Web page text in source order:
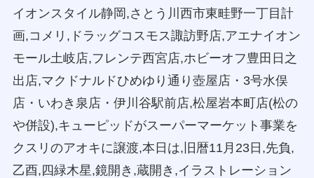
イオンスタイル静岡,さとう川西市東畦野一丁目計
画,コメリ,ドラッグコスモス諏訪野店,アエナイオン
モール土岐店,フレンテ西宮店,ホビーオフ豊田日之
出店,マクドナルドひめゆり通り壺屋店・3号水俣
店・いわき泉店・伊川谷駅前店,松屋岩本町店(松の
や併設),キューピッドがスーパーマーケット事業を
クスリのアオキに譲渡,本日は,旧暦11月23日,先負,
乙酉,四緑木星,鏡開き,蔵開き,イラストレーション